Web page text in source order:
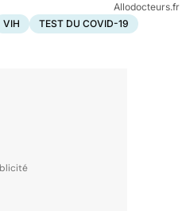
Allodocteurs.fr
VIH
TEST DU COVID-19